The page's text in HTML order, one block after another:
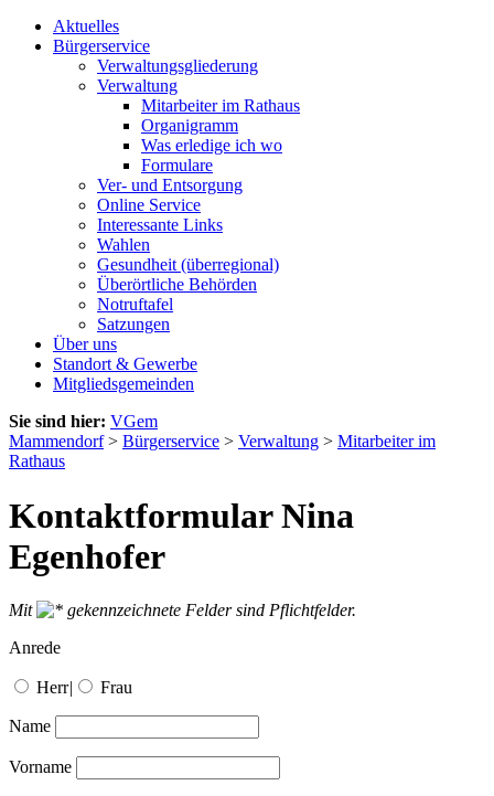
Aktuelles
Bürgerservice
Verwaltungsgliederung
Verwaltung
Mitarbeiter im Rathaus
Organigramm
Was erledige ich wo
Formulare
Ver- und Entsorgung
Online Service
Interessante Links
Wahlen
Gesundheit (überregional)
Überörtliche Behörden
Notruftafel
Satzungen
Über uns
Standort & Gewerbe
Mitgliedsgemeinden
Sie sind hier: VGem
Mammendorf> Bürgerservice > Verwaltung > Mitarbeiter im
Rathaus
Kontaktformular Nina
Egenhofer
Mit
gekennzeichnete Felder sind Pflichtfelder.
Anrede
Herr| Frau
Name
Vorname